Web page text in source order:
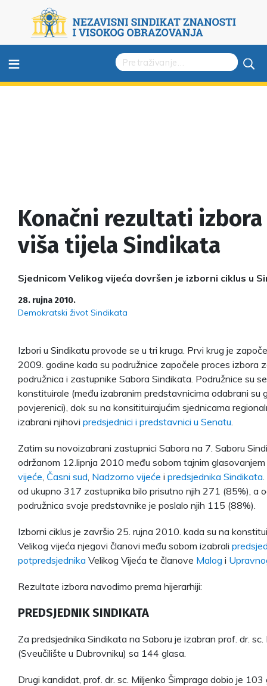
≡
Konačni rezultati izbora
viša tijela Sindikata
Sjednicom Velikog vijeća dovršen je izborni ciklus u
28. rujna 2010.
Demokratski život Sindikata
Izbori u Sindikatu provode se u tri kruga. Prvi krug je
2009. godine kada su podružnice započele proces izbora
podružnica i zastupnike Sabora Sindikata. Podružnice su
konstituirale (među izabranim predstavnicima odabrani su
povjerenici), dok su na konsitituirajućim sjednicama
izabrani njihovi predsjednici i predstavnici u Senatu
Zatim su novoizabrani zastupnici Sabora na 7. Saboru
održanom 12.lipnja 2010 među sobom tajnim
vijeće Časni sud Nadzorno vijeće i predsjednika Sindikata
od ukupno 317 zastupnika bilo prisutno njih 271 (85%), a
podružnica svoje predstavnike je poslalo njih 115 (88%).
Izborni ciklus je završio 25. rujna 2010. kada su na
Velikog vijeća njegovi članovi među sobom izabrali
potpredsjednika Velikog Vijeća te članove Malog i
Rezultate izbora navodimo prema hijerarhiji:
PREDSJEDNIK SINDIKATA
Za predsjednika Sindikata na Saboru je izabran prof. dr. sc.
(Sveučilište u Dubrovniku) sa 144 glasa.
Drugi kandidat, prof. dr. sc. Miljenko Šimpraga dobio je 103